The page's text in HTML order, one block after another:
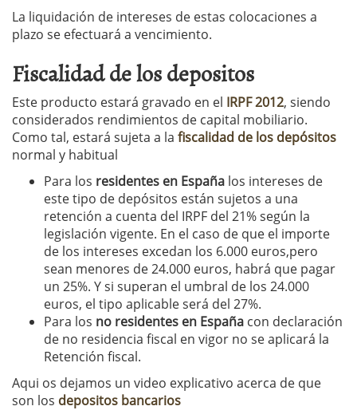
La liquidación de intereses de estas colocaciones a
plazo se efectuará a vencimiento.
Fiscalidad de los depositos
Este producto estará gravado en el IRPF 2012, siendo
considerados rendimientos de capital mobiliario.
Como tal, estará sujeta a la fiscalidad de los depósitos
normal y habitual
Para los residentes en España los intereses de
este tipo de depósitos están sujetos a una
retención a cuenta del IRPF del 21% según la
legislación vigente. En el caso de que el importe
de los intereses excedan los 6.000 euros,pero
sean menores de 24.000 euros, habrá que pagar
un 25%. Y si superan el umbral de los 24.000
euros, el tipo aplicable será del 27%.
Para los no residentes en España con declaración
de no residencia fiscal en vigor no se aplicará la
Retención fiscal.
Aqui os dejamos un video explicativo acerca de que
son los depositos bancarios